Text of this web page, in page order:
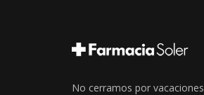
No cerramos por vacaciones